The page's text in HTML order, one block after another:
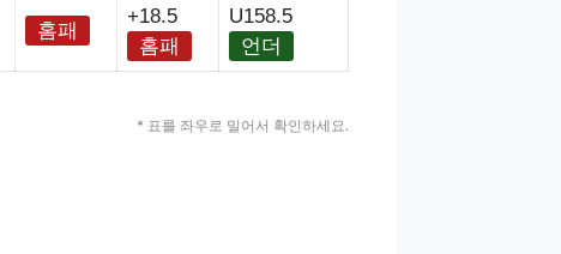
홈패
+18.5
홈패
U158.5
언더
* 표를 좌우로 밀어서 확인하세요.